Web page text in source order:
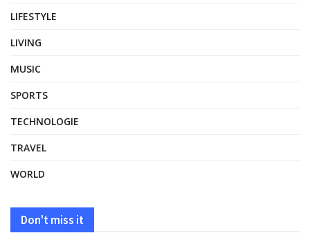
LIFESTYLE
LIVING
MUSIC
SPORTS
TECHNOLOGIE
TRAVEL
WORLD
Don't miss it